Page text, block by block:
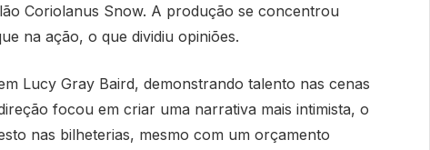
Coriolanus Snow. A produção se concentrou
na ação, o que dividiu opiniões.
Lucy Gray Baird, demonstrando talento nas cenas
focou em criar uma narrativa mais intimista, o
nas bilheterias, mesmo com um orçamento